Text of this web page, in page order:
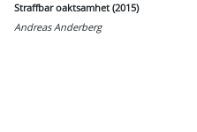
Straffbar oaktsamhet (2015)
Andreas Anderberg